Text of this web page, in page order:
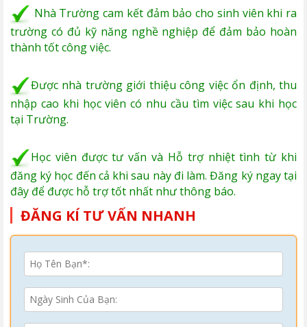
Nhà Trường cam kết đảm bảo cho sinh viên khi ra
trường có đủ kỹ năng nghề nghiệp để đảm bảo hoàn
thành tốt công việc.
Được nhà trường giới thiệu công việc ổn định, thu
nhập cao khi học viên có nhu cầu tìm việc sau khi học
tại Trường.
Học viên được tư vấn và Hỗ trợ nhiệt tình từ khi
đăng ký học đến cả khi sau này đi làm. Đăng ký ngay tại
đây để được hỗ trợ tốt nhất như thông báo.
ĐĂNG KÍ TƯ VẤN NHANH